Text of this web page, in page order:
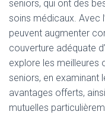
seniors, qui ont des
soins médicaux. Avec
peuvent augmenter
couverture adéquate
explore les meilleures
seniors, en examinant
avantages offerts,
mutuelles